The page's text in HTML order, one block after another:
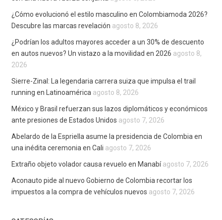
¿Cómo evolucionó el estilo masculino en Colombiamoda 2026?
Descubre las marcas revelación agosto 8, 2026
¿Podrían los adultos mayores acceder a un 30% de descuento
en autos nuevos? Un vistazo a la movilidad en 2026 agosto 8,
2026
Sierre-Zinal: La legendaria carrera suiza que impulsa el trail
running en Latinoamérica agosto 8, 2026
México y Brasil refuerzan sus lazos diplomáticos y económicos
ante presiones de Estados Unidos agosto 7, 2026
Abelardo de la Espriella asume la presidencia de Colombia en
una inédita ceremonia en Cali agosto 7, 2026
Extraño objeto volador causa revuelo en Manabí agosto 7, 2026
Aconauto pide al nuevo Gobierno de Colombia recortar los
impuestos a la compra de vehículos nuevos agosto 7, 2026